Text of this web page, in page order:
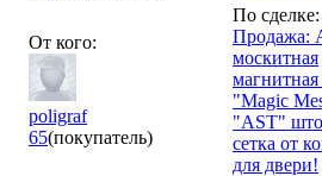
От кого:
poligraf
65(покупатель)
По сделке:
Продажа:
москитная
"Magic
"AST"
сетка от
для двери!